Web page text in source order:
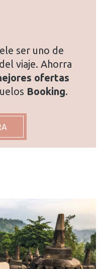
ser uno de
viaje. Ahorra
ofertas
Booking.